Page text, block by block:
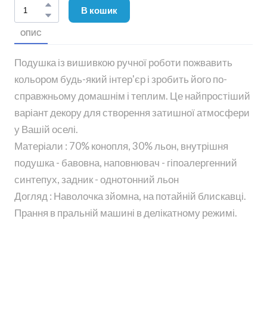
В кошик
ОПИС
Подушка із вишивкою ручної роботи пожвавить
кольором будь-який інтер'єр і зробить його по-
справжньому домашнім і теплим. Це найпростіший
варіант декору для створення затишної атмосфери
у Вашій оселі.
Матеріали : 70% конопля, 30% льон, внутрішня
подушка - бавовна, наповнювач - гіпоалергенний
синтепух, задник - однотонний льон
Догляд : Наволочка зйомна, на потайній блискавці.
Прання в пральній машині в делікатному режимі.